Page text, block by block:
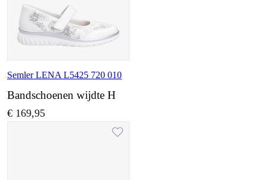
Semler LENA L5425 720 010
Bandschoenen wijdte H
€ 169,95